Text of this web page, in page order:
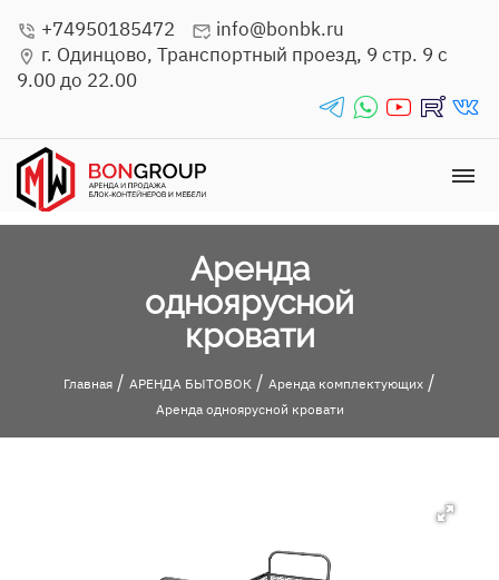
phone_in_talk +74950185472 mark_email_read info@bonbk.ru
location_on г. Одинцово, Транспортный проезд, 9 стр. 9 с
9.00 до 22.00
telegrams_in whatsapp_in youtube_in rutube_in vk_in
dehaze
Аренда
одноярусной
кровати
Главная / АРЕНДА БЫТОВОК / Аренда комплектующих /
Аренда одноярусной кровати